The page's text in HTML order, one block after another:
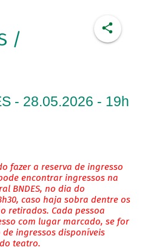
/
- 28.05.2026 - 19h
fazer a reserva de ingresso
encontrar ingressos na
BNDES, no dia do
caso haja sobra dentre os
retirados. Cada pessoa
com lugar marcado, se for
ingressos disponíveis
teatro.